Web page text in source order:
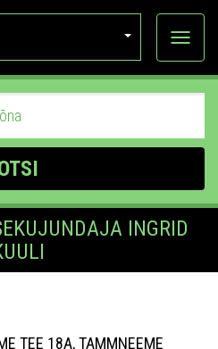
Ava
INGRID
TEE 18A, TAMMNEEME